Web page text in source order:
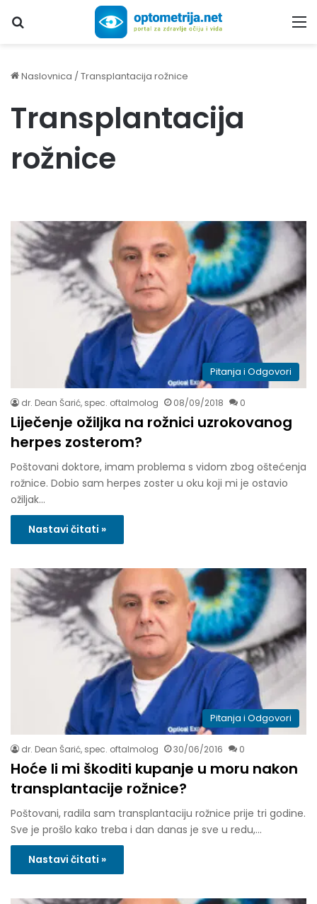
Upiši traženi pojam...
Naslovnica /Transplantacija rožnice
Transplantacija
rožnice
Pitanja i Odgovori
dr. Dean Šarić, spec. oftalmolog 08/09/2018 0
Liječenje ožiljka na rožnici uzrokovanog
herpes zosterom?
Poštovani doktore, imam problema s vidom zbog oštećenja
rožnice. Dobio sam herpes zoster u oku koji mi je ostavio
ožiljak…
Nastavi čitati »
Pitanja i Odgovori
dr. Dean Šarić, spec. oftalmolog 30/06/2016 0
Hoće li mi škoditi kupanje u moru nakon
transplantacije rožnice?
Poštovani, radila sam transplantaciju rožnice prije tri godine.
Sve je prošlo kako treba i dan danas je sve u redu,…
Nastavi čitati »